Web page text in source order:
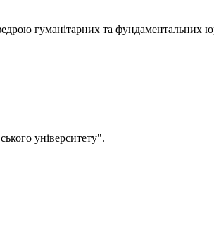
гуманітарних та фундаментальних
університету".